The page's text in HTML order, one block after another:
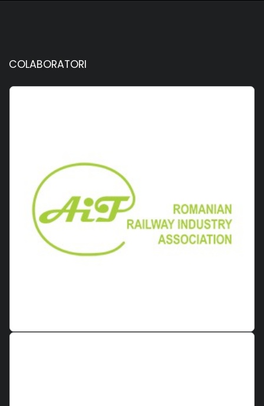
COLABORATORI